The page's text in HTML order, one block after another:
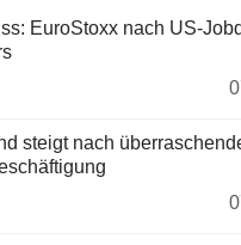
EuroStoxx nach US-
steigt nach